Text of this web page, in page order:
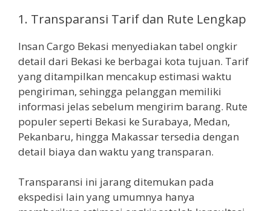
1. Transparansi Tarif dan Rute Lengkap
Insan Cargo Bekasi menyediakan tabel ongkir
detail dari Bekasi ke berbagai kota tujuan. Tarif
yang ditampilkan mencakup estimasi waktu
pengiriman, sehingga pelanggan memiliki
informasi jelas sebelum mengirim barang. Rute
populer seperti Bekasi ke Surabaya, Medan,
Pekanbaru, hingga Makassar tersedia dengan
detail biaya dan waktu yang transparan.
Transparansi ini jarang ditemukan pada
ekspedisi lain yang umumnya hanya